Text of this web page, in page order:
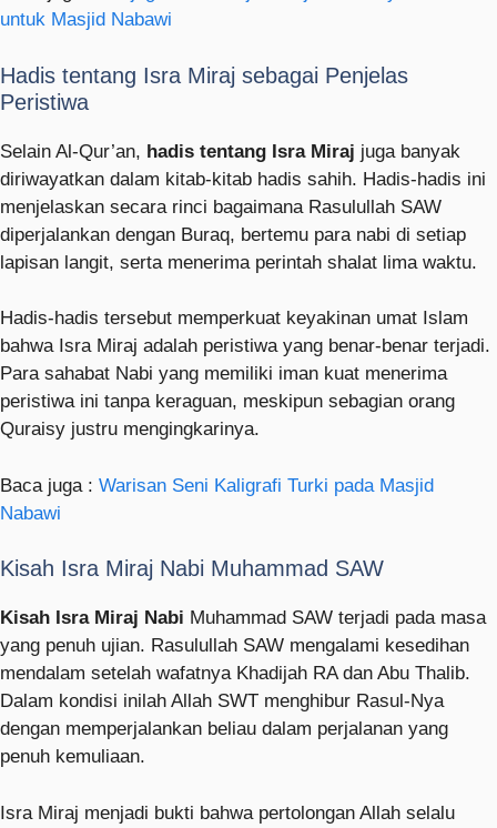
untuk Masjid Nabawi
Hadis tentang Isra Miraj sebagai Penjelas
Peristiwa
Selain Al-Qur’an, hadis tentang Isra Miraj juga banyak
diriwayatkan dalam kitab-kitab hadis sahih. Hadis-hadis ini
menjelaskan secara rinci bagaimana Rasulullah SAW
diperjalankan dengan Buraq, bertemu para nabi di setiap
lapisan langit, serta menerima perintah shalat lima waktu.
Hadis-hadis tersebut memperkuat keyakinan umat Islam
bahwa Isra Miraj adalah peristiwa yang benar-benar terjadi.
Para sahabat Nabi yang memiliki iman kuat menerima
peristiwa ini tanpa keraguan, meskipun sebagian orang
Quraisy justru mengingkarinya.
Baca juga : Warisan Seni Kaligrafi Turki pada Masjid
Nabawi
Kisah Isra Miraj Nabi Muhammad SAW
Kisah Isra Miraj Nabi Muhammad SAW terjadi pada masa
yang penuh ujian. Rasulullah SAW mengalami kesedihan
mendalam setelah wafatnya Khadijah RA dan Abu Thalib.
Dalam kondisi inilah Allah SWT menghibur Rasul-Nya
dengan memperjalankan beliau dalam perjalanan yang
penuh kemuliaan.
Isra Miraj menjadi bukti bahwa pertolongan Allah selalu